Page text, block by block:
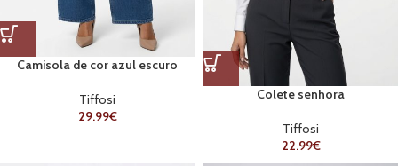
Camisola de cor azul escuro
Tiffosi
29.99€
Colete senhora
Tiffosi
22.99€